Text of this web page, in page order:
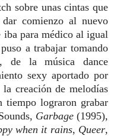
sobre unas cintas que
comienzo al nuevo
iba para médico al igual
a trabajar tomando
de la música dance
sexy aportado por
creación de melodías
tiempo lograron grabar
Garbage(1995),
when it rains, Queer,